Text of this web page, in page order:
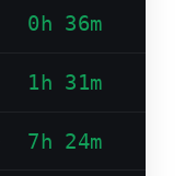
0h 36m
1h 31m
7h 24m